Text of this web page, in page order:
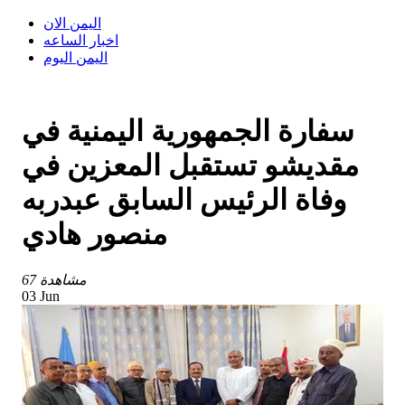
اليمن الان
اخبار الساعه
اليمن اليوم
سفارة الجمهورية اليمنية في
مقديشو تستقبل المعزين في
وفاة الرئيس السابق عبدربه
منصور هادي
67 مشاهدة
03 Jun